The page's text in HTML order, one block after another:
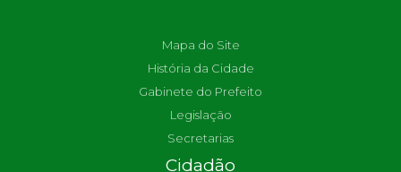
Mapa do Site
História da Cidade
Gabinete do Prefeito
Legislação
Secretarias
Cidadão